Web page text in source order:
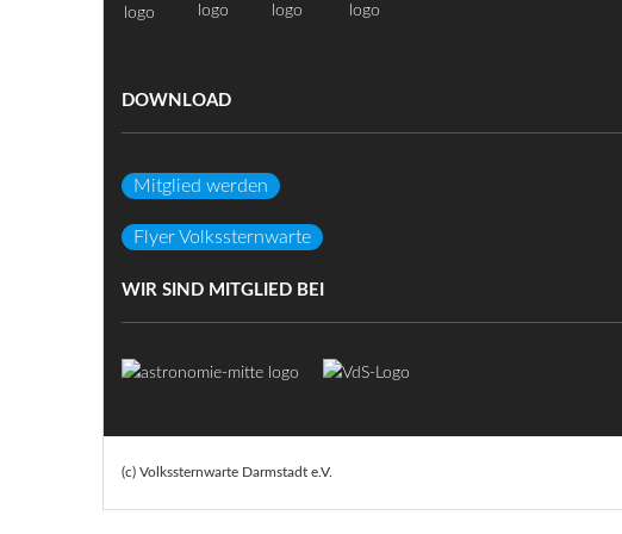
DOWNLOAD
Mitglied werden
Flyer Volkssternwarte
WIR SIND MITGLIED BEI
(c) Volkssternwarte Darmstadt e.V.